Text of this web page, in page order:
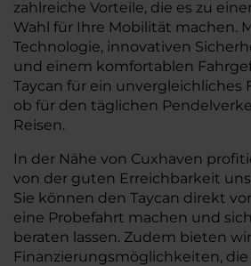
zahlreiche Vorteile, die es zu
Wahl für Ihre Mobilität machen.
Technologie, innovativen
und einem komfortablen
Taycan für ein unvergleichliches
ob für den täglichen
Reisen.
In der Nähe von Cuxhaven
von der guten Erreichbarkeit
Sie können den Taycan direkt
eine Probefahrt machen und
beraten lassen. Zudem bieten
Finanzierungsmöglichkeiten, die